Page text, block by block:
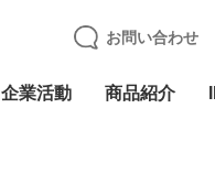
企業活動 商品紹介
お問い合わせ